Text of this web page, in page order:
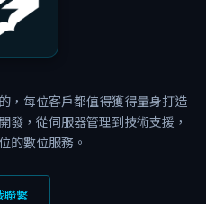
，每位客戶都值得獲得量身打造
發，從伺服器管理到技術支援，
的數位服務。
聯繫